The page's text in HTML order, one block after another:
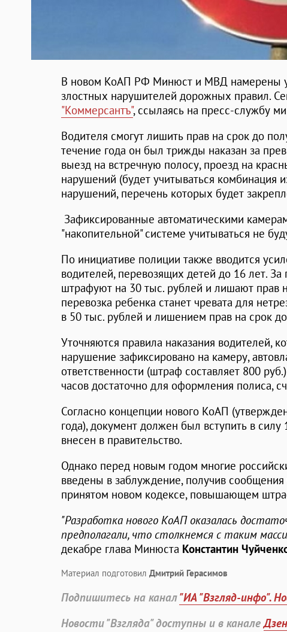
В новом КоАП РФ Минюст и МВД намерены
злостных нарушителей дорожных правил.
"Коммерсантъ", ссылаясь на пресс-службу
Водителя смогут лишить прав на срок до
течение года он был трижды наказан за
выезд на встречную полосу, проезд на
нарушений (будет учитываться комбинация
нарушений, перечень которых будет
Зафиксированные автоматическими
"накопительной" системе учитываться не
По инициативе полиции также вводится
водителей, перевозящих детей до 16 лет.
штрафуют на 30 тыс. рублей и лишают прав
перевозка ребенка станет чревата для
в 50 тыс. рублей и лишением прав на срок
Уточняются правила наказания водителей,
нарушение зафиксировано на камеру,
ответственности (штраф составляет 800
часов достаточно для оформления полиса,
Согласно концепции нового КоАП
года), документ должен был вступить в
внесен в правительство.
Однако перед новым годом многие
введены в заблуждение, получив
принятом новом кодексе, повышающем
"Разработка нового КоАП оказалась
предполагали, что столкнемся с таким
декабре глава Минюста Константин
Материал подготовил Дмитрий Герасимов
Подпишитесь на канал"ИА "Взгляд-инфо".
Новости "Взгляда" доступны и в канале